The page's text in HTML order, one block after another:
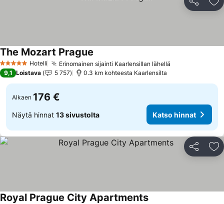
Jaa
5 Tähtiluokitus
Hotelli Erinomainen sijainti Kaarlensillan lähellä
The Mozart Prague
9,1 Loistava 5 757 0.3 km kohteesta Kaarlensilta
Alkaen 176 €
Näytä hinnat 13 sivustolta Katso hinnat
Jaa
Royal Prague City Apartments